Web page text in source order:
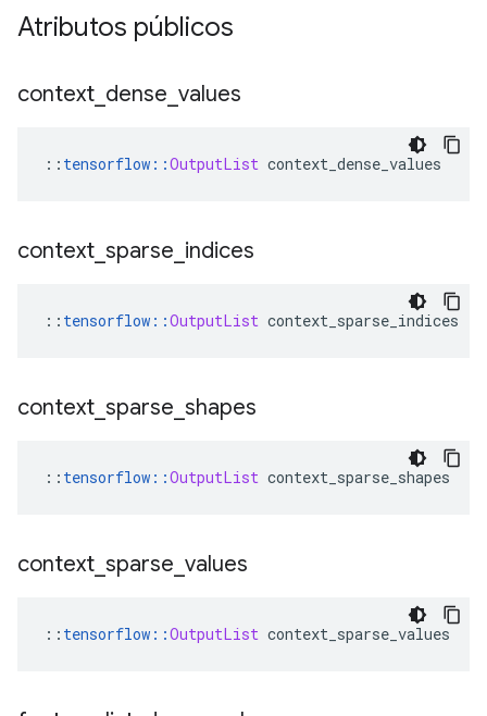
Atributos públicos
context dense values
:: tensorflow ::OutputList context_dense_values
context sparse indices
:: tensorflow ::OutputList context_sparse_indices
context sparse shapes
:: tensorflow ::OutputList context_sparse_shapes
context sparse values
:: tensorflow ::OutputList context_sparse_values